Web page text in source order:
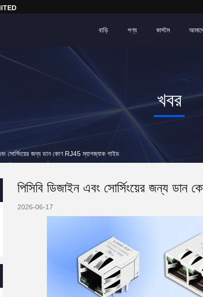
বাড়ি পণ্য কাস্টম
খবর
সোর্সিংয়ের জন্য ডান কোণ RJ45 ম্যাগজ্যাক গাইড
পিসিবি ডিজাইন এবং সোর্সিংয়ের জন্য
2026-06-17